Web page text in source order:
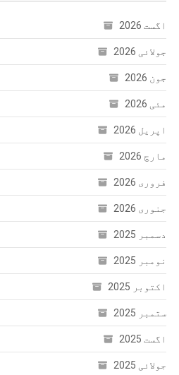
اگست 2026
جولائی 2026
جون 2026
مئی 2026
اپریل 2026
مارچ 2026
فروری 2026
جنوری 2026
دسمبر 2025
نومبر 2025
اکتوبر 2025
ستمبر 2025
اگست 2025
جولائی 2025